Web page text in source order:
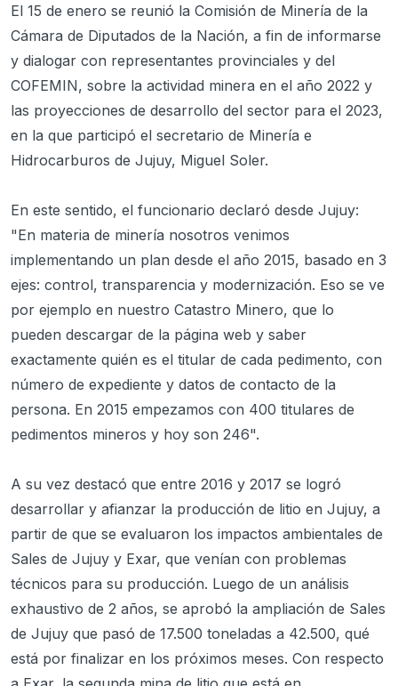
El 15 de enero se reunió la Comisión de Minería de la
Cámara de Diputados de la Nación, a fin de informarse
y dialogar con representantes provinciales y del
COFEMIN, sobre la actividad minera en el año 2022 y
las proyecciones de desarrollo del sector para el 2023,
en la que participó el secretario de Minería e
Hidrocarburos de Jujuy, Miguel Soler.
En este sentido, el funcionario declaró desde Jujuy:
"En materia de minería nosotros venimos
implementando un plan desde el año 2015, basado en 3
ejes: control, transparencia y modernización. Eso se ve
por ejemplo en nuestro Catastro Minero, que lo
pueden descargar de la página web y saber
exactamente quién es el titular de cada pedimento, con
número de expediente y datos de contacto de la
persona. En 2015 empezamos con 400 titulares de
pedimentos mineros y hoy son 246".
A su vez destacó que entre 2016 y 2017 se logró
desarrollar y afianzar la producción de litio en Jujuy, a
partir de que se evaluaron los impactos ambientales de
Sales de Jujuy y Exar, que venían con problemas
técnicos para su producción. Luego de un análisis
exhaustivo de 2 años, se aprobó la ampliación de Sales
de Jujuy que pasó de 17.500 toneladas a 42.500, qué
está por finalizar en los próximos meses. Con respecto